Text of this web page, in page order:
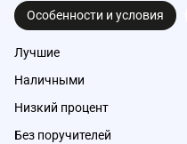
Особенности и условия
Лучшие
Наличными
Низкий процент
Без поручителей